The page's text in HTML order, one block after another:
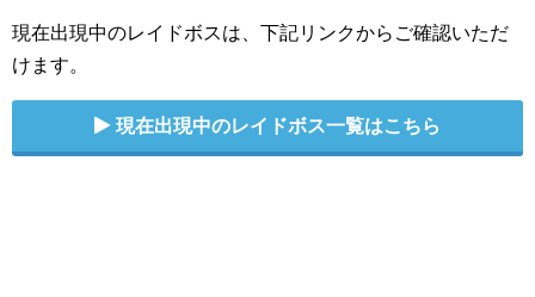
現在出現中のレイドボスは、下記リンクからご確認いただ
けます。
現在出現中のレイドボス一覧はこちら